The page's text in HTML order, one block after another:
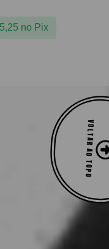
no Pix
VOLTAR AO TOPO